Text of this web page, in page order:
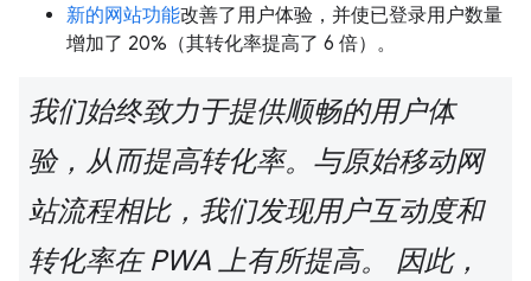
新的网站功能改善了用户体验，并使已登录用户数量
增加了 20%（其转化率提高了 6 倍）。
我们始终致力于提供顺畅的用户体
验，从而提高转化率。与原始移动网
站流程相比，我们发现用户互动度和
转化率在 PWA 上有所提高。 因此，